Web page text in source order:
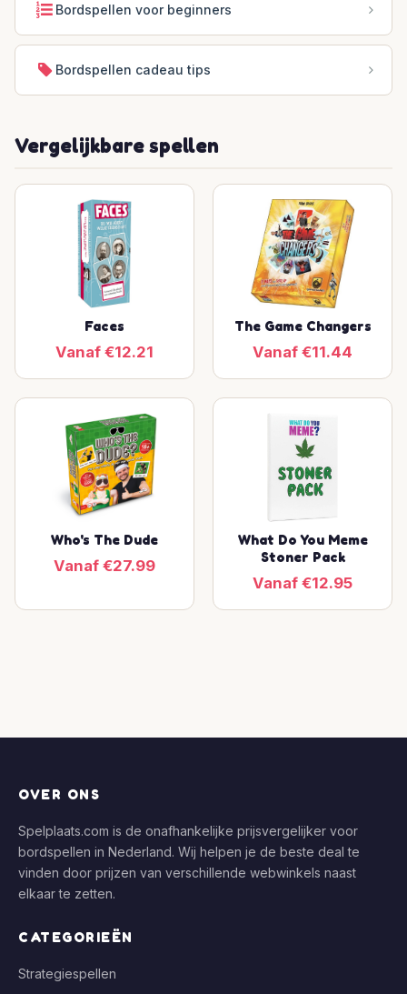
Bordspellen voor beginners
Bordspellen cadeau tips
Vergelijkbare spellen
Faces
Vanaf €12.21
The Game Changers
Vanaf €11.44
Who's The Dude
Vanaf €27.99
What Do You Meme
Stoner Pack
Vanaf €12.95
OVER ONS
Spelplaats.com is de onafhankelijke prijsvergelijker voor
bordspellen in Nederland. Wij helpen je de beste deal te
vinden door prijzen van verschillende webwinkels naast
elkaar te zetten.
CATEGORIEËN
Strategiespellen